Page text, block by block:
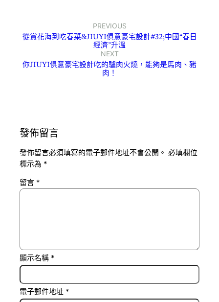
PREVIOUS
從賞花海到吃春菜&JIUYI俱意豪宅設計#32;中國“春日
經濟”升溫
NEXT
你JIUYI俱意豪宅設計吃的驢肉火燒，能夠是馬肉、豬
肉！
發佈留言
發佈留言必須填寫的電子郵件地址不會公開。 必填欄位
標示為 *
留言 *
顯示名稱 *
電子郵件地址 *